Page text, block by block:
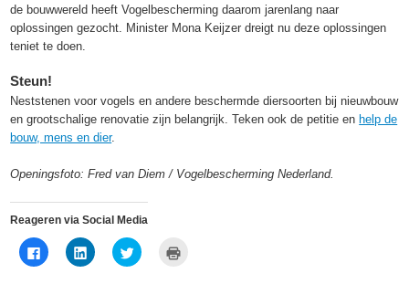
de bouwwereld heeft Vogelbescherming daarom jarenlang naar
oplossingen gezocht. Minister Mona Keijzer dreigt nu deze oplossingen
teniet te doen.
Steun!
Neststenen voor vogels en andere beschermde diersoorten bij nieuwbouw
en grootschalige renovatie zijn belangrijk. Teken ook de petitie en help de
bouw, mens en dier.
Openingsfoto: Fred van Diem / Vogelbescherming Nederland.
Reageren via Social Media
Klik
om
Klik
om
Klik
om